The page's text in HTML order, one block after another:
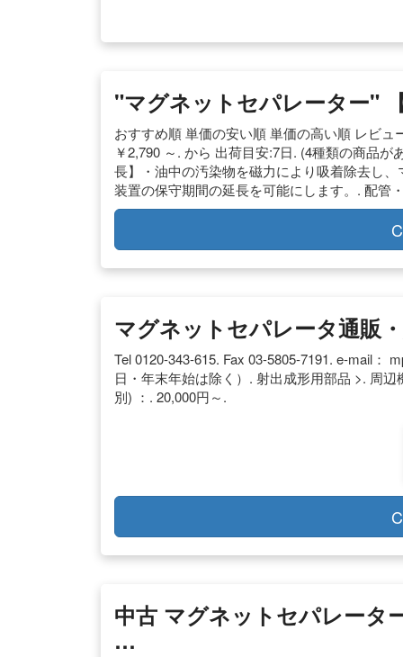
"マグネットセパレーター"
おすすめ順 単価の安い順 単価の高い順 レビ
￥2,790 ～. から 出荷目安:7日. (4種類の商品
長】・油中の汚染物を磁力により吸着除去し
装置の保守期間の延長を可能にします。. 配管
マグネットセパレータ通販
Tel 0120-343-615. Fax 03-5805-7191. e-mail：
日・年末年始は除く）. 射出成形用部品 >. 周
別) ：. 20,000円～.
中古 マグネットセパレータ
…